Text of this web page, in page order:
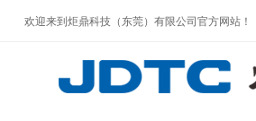
欢迎来到炬鼎科技（东莞）有限公司官方网站！